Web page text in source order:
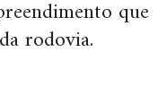
que
rodovia.